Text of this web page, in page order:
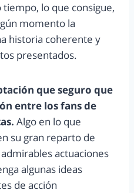
lo que consigue,
momento la
historia coherente y
presentados.
que seguro que
entre los fans de
Algo en lo que
su gran reparto de
actuaciones
algunas ideas
de acción